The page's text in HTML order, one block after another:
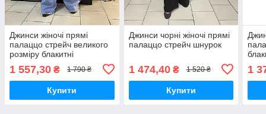
Джинси жіночі прямі
палаццо стрейч великого
розміру блакитні
1 557,30 ₴ 1 790 ₴
Купити
Джинси чорні жіночі прямі
палаццо стрейч шнурок
1 474,40₴ 1 520 ₴
Купити
1